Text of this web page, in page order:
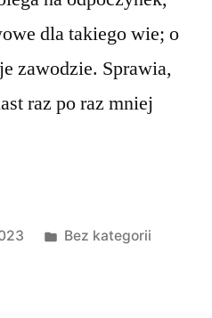
dla takiego wie; o
zawodzie. Sprawia,
raz po raz mniej
Posted
Bez kategorii